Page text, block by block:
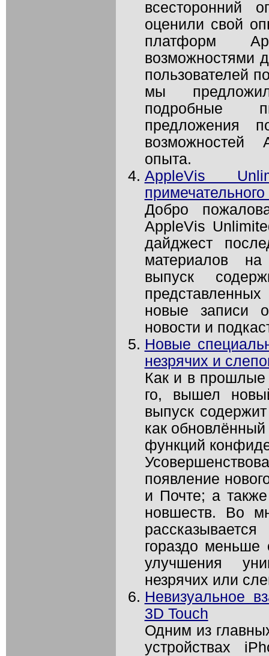
всесторонний
оценили свой
платформ
возможностями
пользователей
мы
подробные
предложения
возможностей
опыта.
AppleVis
Добро
AppleVis
дайджест
материалов
выпуск
новые записи
новости и
Новые
незрячих и
Как и в прошлые
го, вышел
выпуск
как
функций
появление
и Почте; а
новшеств. Во
гораздо меньше
улучшения
незрячих или
Невизуальное
3D Touch
Одним из
устройствах